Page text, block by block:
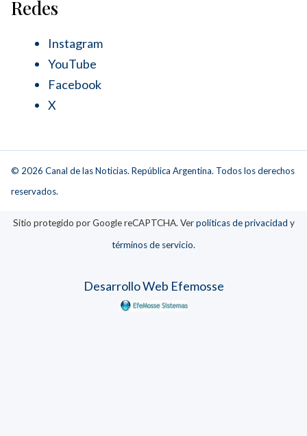
Redes
Instagram
YouTube
Facebook
X
© 2026 Canal de las Noticias. República Argentina. Todos los derechos
reservados.
Sitio protegido por Google reCAPTCHA. Verpolíticas de privacidad y
términos de servicio.
Desarrollo Web Efemosse